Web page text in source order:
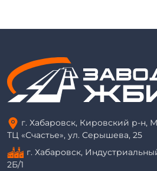
г. Хабаровск, Кировский р-н,
ТЦ «Счастье», ул. Серышева, 25
г. Хабаровск,
2Б/1